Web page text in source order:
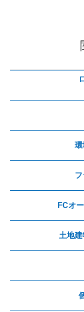
環
FCオ
土地